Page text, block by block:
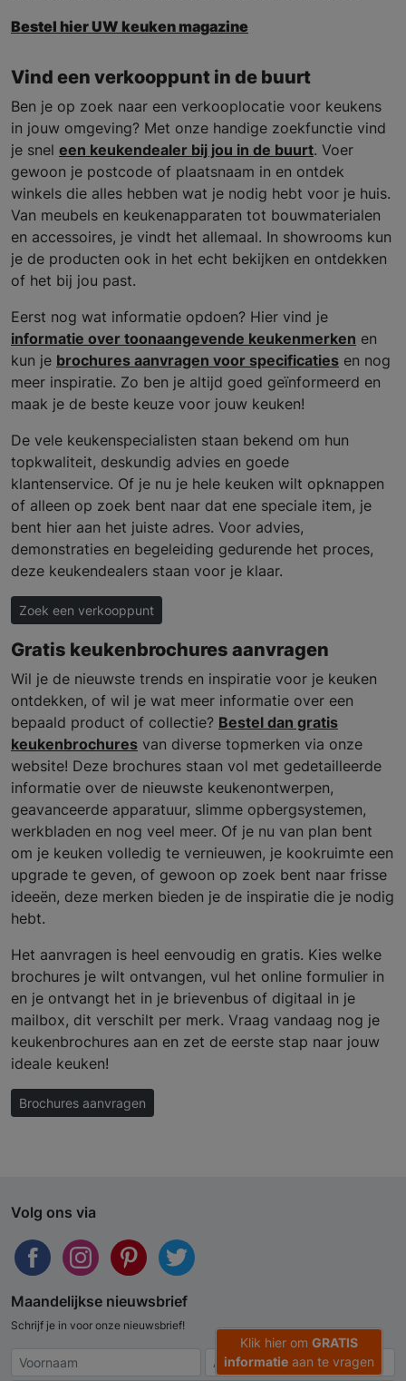
Bestel hier UW keuken magazine
Vind een verkooppunt in de buurt
Ben je op zoek naar een verkooplocatie voor keukens
in jouw omgeving? Met onze handige zoekfunctie vind
je snel een keukendealer bij jou in de buurt. Voer
gewoon je postcode of plaatsnaam in en ontdek
winkels die alles hebben wat je nodig hebt voor je huis.
Van meubels en keukenapparaten tot bouwmaterialen
en accessoires, je vindt het allemaal. In showrooms kun
je de producten ook in het echt bekijken en ontdekken
of het bij jou past.
Eerst nog wat informatie opdoen? Hier vind je
informatie over toonaangevende keukenmerken en
kun je brochures aanvragen voor specificaties en nog
meer inspiratie. Zo ben je altijd goed geïnformeerd en
maak je de beste keuze voor jouw keuken!
De vele keukenspecialisten staan bekend om hun
topkwaliteit, deskundig advies en goede
klantenservice. Of je nu je hele keuken wilt opknappen
of alleen op zoek bent naar dat ene speciale item, je
bent hier aan het juiste adres. Voor advies,
demonstraties en begeleiding gedurende het proces,
deze keukendealers staan voor je klaar.
Zoek een verkooppunt
Gratis keukenbrochures aanvragen
Wil je de nieuwste trends en inspiratie voor je keuken
ontdekken, of wil je wat meer informatie over een
bepaald product of collectie? Bestel dan gratis
keukenbrochures van diverse topmerken via onze
website! Deze brochures staan vol met gedetailleerde
informatie over de nieuwste keukenontwerpen,
geavanceerde apparatuur, slimme opbergsystemen,
werkbladen en nog veel meer. Of je nu van plan bent
om je keuken volledig te vernieuwen, je kookruimte een
upgrade te geven, of gewoon op zoek bent naar frisse
ideeën, deze merken bieden je de inspiratie die je nodig
hebt.
Het aanvragen is heel eenvoudig en gratis. Kies welke
brochures je wilt ontvangen, vul het online formulier in
en je ontvangt het in je brievenbus of digitaal in je
mailbox, dit verschilt per merk. Vraag vandaag nog je
keukenbrochures aan en zet de eerste stap naar jouw
ideale keuken!
Brochures aanvragen
Volg ons via
Maandelijkse nieuwsbrief
Schrijf je in voor onze nieuwsbrief!
Klik hier om GRATIS
informatie aan te vragen